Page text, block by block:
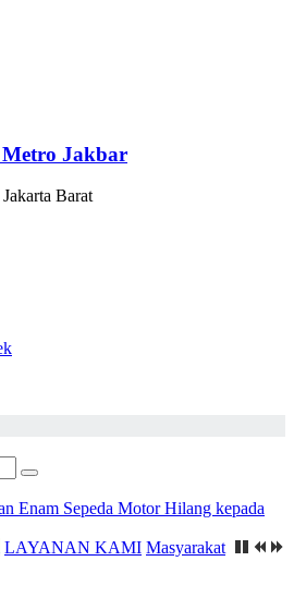
Metro Jakbar
Barat
Enam Sepeda Motor Hilang kepada
LAYANAN KAMI Masyarakat